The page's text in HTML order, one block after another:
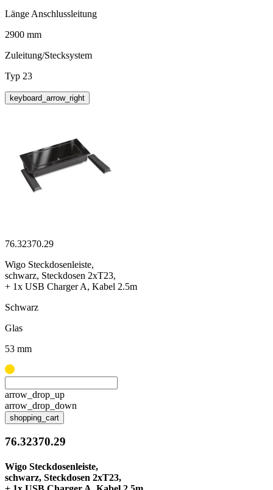
Länge Anschlussleitung
2900 mm
Zuleitung/Stecksystem
Typ 23
keyboard_arrow_right
76.32370.29
Wigo Steckdosenleiste,
schwarz, Steckdosen 2xT23,
+ 1x USB Charger A, Kabel 2.5m
Schwarz
Glas
53 mm
arrow_drop_up
arrow_drop_down
shopping_cart
76.32370.29
Wigo Steckdosenleiste,
schwarz, Steckdosen 2xT23,